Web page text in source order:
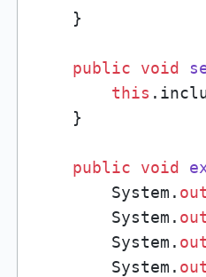
    }
public void
this
    }
public void
        System.
out
        System.
out
        System.
out
        System.
out